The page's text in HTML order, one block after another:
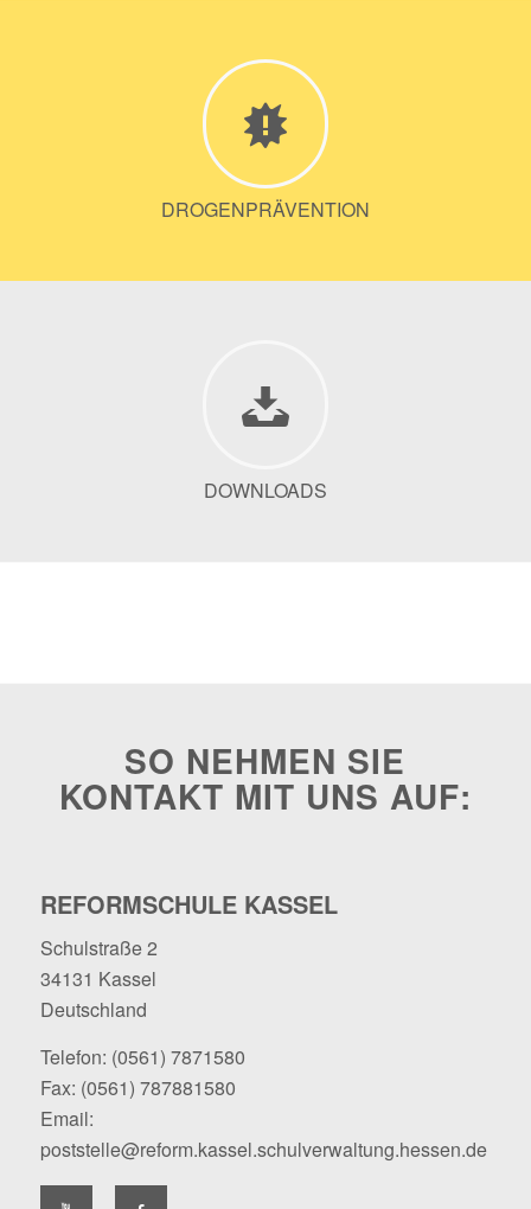
DROGENPRÄVENTION
DOWNLOADS
SO NEHMEN SIE
KONTAKT MIT UNS AUF:
REFORMSCHULE KASSEL
Schulstraße 2
34131 Kassel
Deutschland
Telefon: (0561) 7871580
Fax: (0561) 787881580
Email:
poststelle@reform.kassel.schulverwaltung.hessen.de